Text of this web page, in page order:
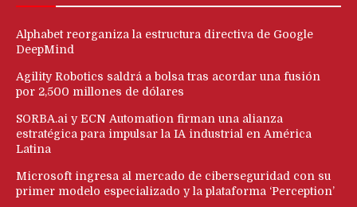
Alphabet reorganiza la estructura directiva de Google
DeepMind
Agility Robotics saldrá a bolsa tras acordar una fusión
por 2,500 millones de dólares
SORBA.ai y ECN Automation firman una alianza
estratégica para impulsar la IA industrial en América
Latina
Microsoft ingresa al mercado de ciberseguridad con su
primer modelo especializado y la plataforma ‘Perception’